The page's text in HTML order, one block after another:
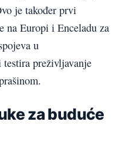
je također prvi
na Europi i Enceladu za
u
preživljavanje
za buduće